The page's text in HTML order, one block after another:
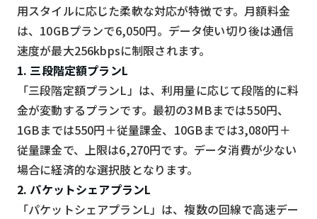
用スタイルに応じた柔軟な対応が特徴です。月額料金
は、10GBプランで6,050円。データ使い切り後は通信
速度が最大256kbpsに制限されます。
1. 三段階定額プランL
「三段階定額プランL」は、利用量に応じて段階的に料
金が変動するプランです。最初の3MBまでは550円、
1GBまでは550円＋従量課金、10GBまでは3,080円＋
従量課金で、上限は6,270円です。データ消費が少ない
場合に経済的な選択肢となります。
2. パケットシェアプランL
「パケットシェアプランL」は、複数の回線で高速デー